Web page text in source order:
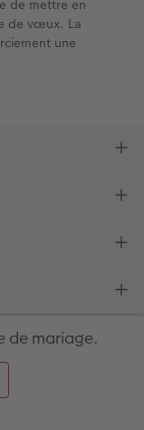
de mariage.